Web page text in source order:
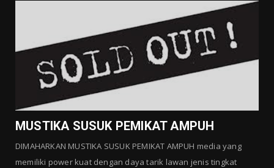
MUSTIKA SUSUK PEMIKAT AMPUH
DIMAHARKAN MUSTIKA SUSUK PEMIKAT AMPUH media yang
memiliki power kuat dengan daya tarik lawan jenis tingkat